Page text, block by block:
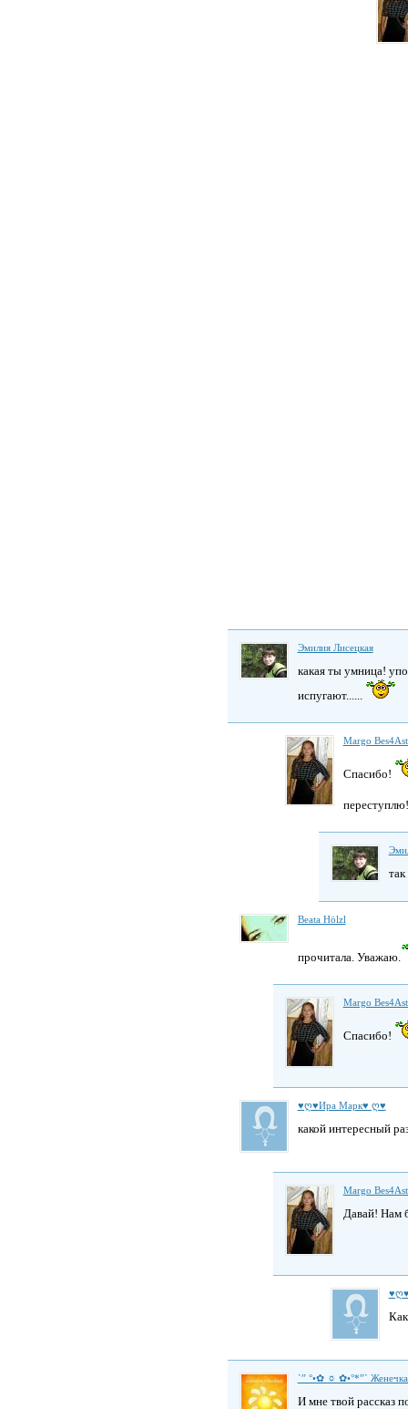
Эмилия Лисецкая
какая ты умница!
испугают......
Margo
Спасибо!
Beata Hölzl
прочитала. Уважаю.
Margo
Спасибо!
♥ღ♥Ира Марк♥ ღ♥
какой интересный
Margo
Давай! Нам
`” °•✿ ☼ ✿•°*”`
И мне твой рассказ